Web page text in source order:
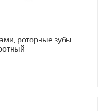
роторные зубы